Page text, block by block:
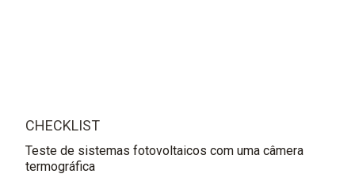
CHECKLIST
Teste de sistemas fotovoltaicos com uma câmera
termográfica